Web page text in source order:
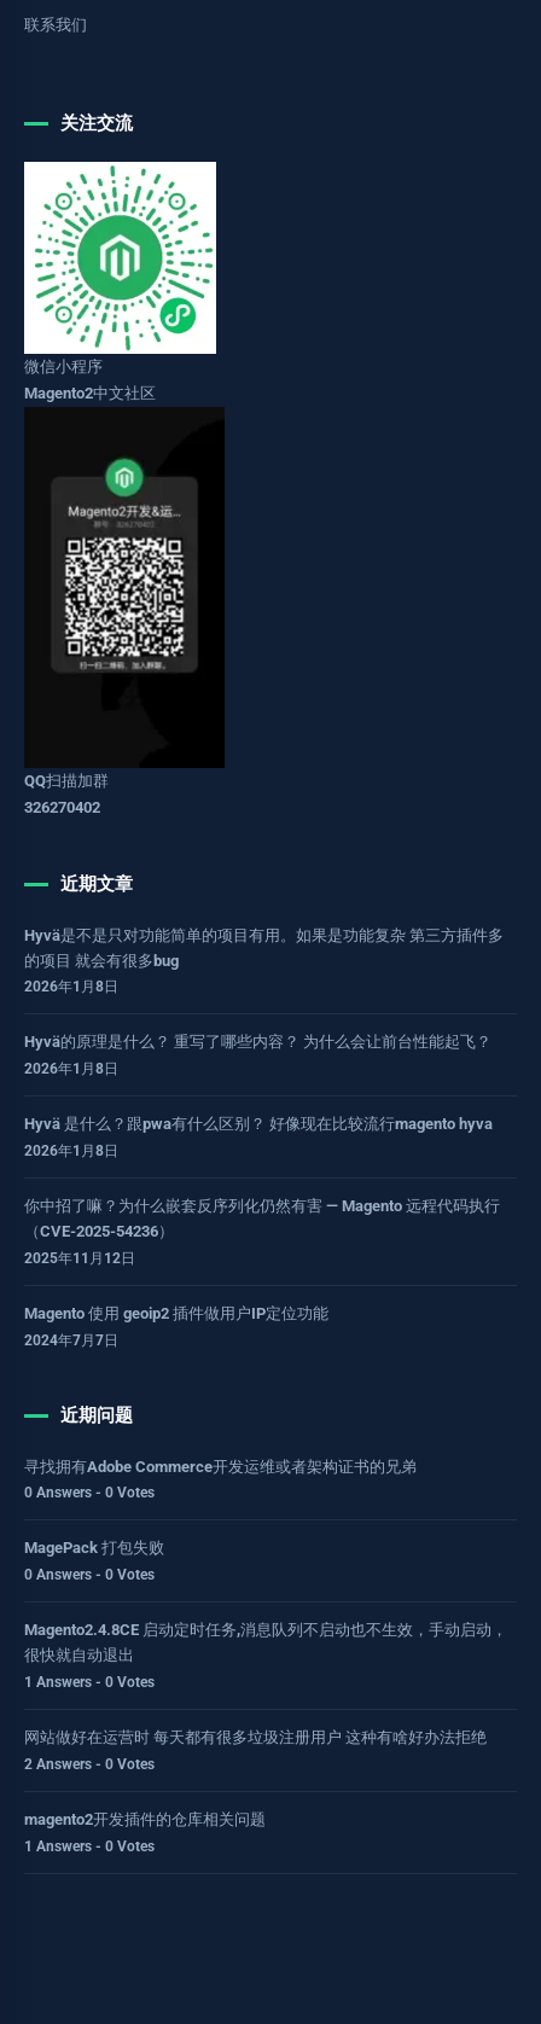
联系我们
关注交流
微信小程序
Magento2中文社区
QQ扫描加群
326270402
近期文章
Hyvä是不是只对功能简单的项目有用。如果是功能复杂 第三方插件多
的项目 就会有很多bug
2026年1月8日
Hyvä的原理是什么？ 重写了哪些内容？ 为什么会让前台性能起飞？
2026年1月8日
Hyvä 是什么？跟pwa有什么区别？ 好像现在比较流行magento hyva
2026年1月8日
你中招了嘛？为什么嵌套反序列化仍然有害 — Magento 远程代码执行
（CVE-2025-54236）
2025年11月12日
Magento 使用 geoip2 插件做用户IP定位功能
2024年7月7日
近期问题
寻找拥有Adobe Commerce开发运维或者架构证书的兄弟
0 Answers - 0 Votes
MagePack 打包失败
0 Answers - 0 Votes
Magento2.4.8CE 启动定时任务,消息队列不启动也不生效，手动启动，
很快就自动退出
1 Answers - 0 Votes
网站做好在运营时 每天都有很多垃圾注册用户 这种有啥好办法拒绝
2 Answers - 0 Votes
magento2开发插件的仓库相关问题
1 Answers - 0 Votes